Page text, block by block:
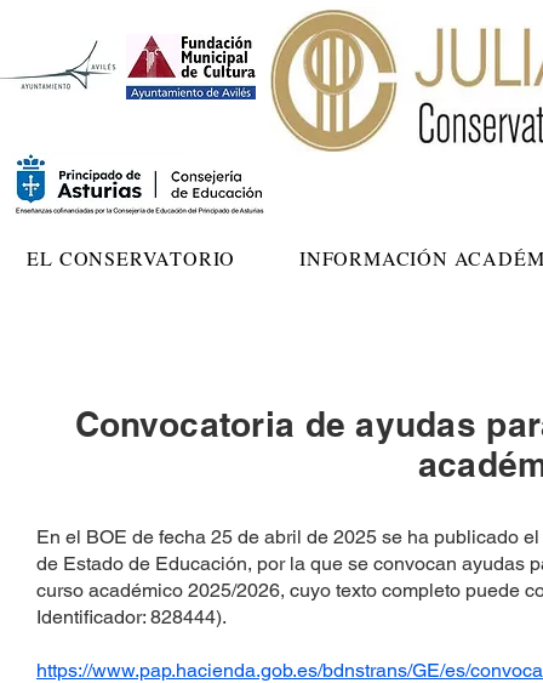
Convocatoria de ayudas
En el BOE de fecha 25 de abril de 2025 se ha publicado
de Estado de Educación, por la que se convocan ayudas
curso académico 2025/2026, cuyo texto completo puede
Identificador: 828444).
https://www.pap.hacienda.gob.es/bdnstrans/GE/es/
EL CONSERVATORIO INFORMACIÓN